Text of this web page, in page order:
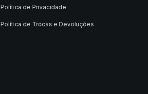
Política de Privacidade
Política de Trocas e Devoluções